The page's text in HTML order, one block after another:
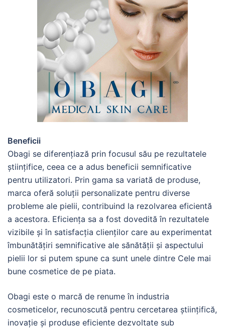
Beneficii
Obagi se diferențiază prin focusul său pe rezultatele
științifice, ceea ce a adus beneficii semnificative
pentru utilizatori. Prin gama sa variată de produse,
marca oferă soluții personalizate pentru diverse
probleme ale pielii, contribuind la rezolvarea eficientă
a acestora. Eficiența sa a fost dovedită în rezultatele
vizibile și în satisfacția clienților care au experimentat
îmbunătățiri semnificative ale sănătății și aspectului
pielii lor si putem spune ca sunt unele dintre Cele mai
bune cosmetice de pe piata.
Obagi este o marcă de renume în industria
cosmeticelor, recunoscută pentru cercetarea științifică,
inovație și produse eficiente dezvoltate sub